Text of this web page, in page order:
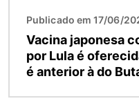
Publicado em 17/06/
Vacina japonesa
por Lula é
é anterior à do